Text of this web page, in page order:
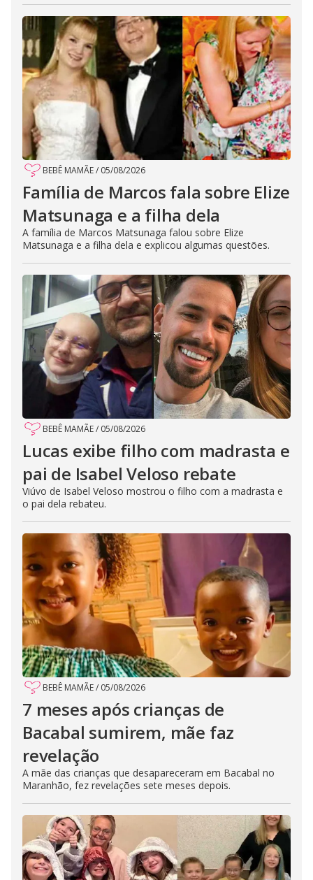
BEBÊ MAMÃE/ 05/08/2026
Família de Marcos fala sobre Elize
Matsunaga e a filha dela
A família de Marcos Matsunaga falou sobre Elize
Matsunaga e a filha dela e explicou algumas questões.
BEBÊ MAMÃE/ 05/08/2026
Lucas exibe filho com madrasta e
pai de Isabel Veloso rebate
Viúvo de Isabel Veloso mostrou o filho com a madrasta e
o pai dela rebateu.
BEBÊ MAMÃE/ 05/08/2026
7 meses após crianças de
Bacabal sumirem, mãe faz
revelação
A mãe das crianças que desapareceram em Bacabal no
Maranhão, fez revelações sete meses depois.